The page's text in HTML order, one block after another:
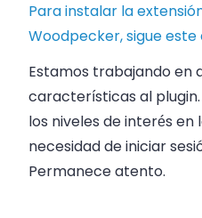
Para instalar la
Woodpecker, sigue este
Estamos trabajando en
características al
los niveles de interés en
necesidad de iniciar
Permanece atento.